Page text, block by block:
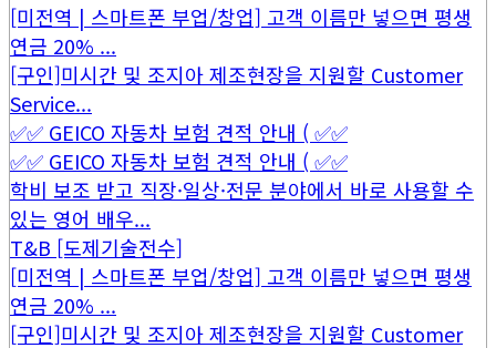
[미전역 | 스마트폰 부업/창업] 고객 이름만 넣으면 평생
연금 20% ...
[구인]미시간 및 조지아 제조현장을 지원할 Customer
Service...
✅✅ GEICO 자동차 보험 견적 안내 ( ✅✅
✅✅ GEICO 자동차 보험 견적 안내 ( ✅✅
학비 보조 받고 직장·일상·전문 분야에서 바로 사용할 수
있는 영어 배우...
T&B [도제기술전수]
[미전역 | 스마트폰 부업/창업] 고객 이름만 넣으면 평생
연금 20% ...
[구인]미시간 및 조지아 제조현장을 지원할 Customer